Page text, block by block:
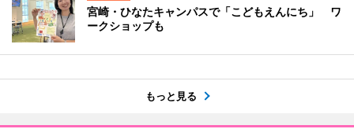
宮崎・ひなたキャンパスで「こどもえんにち」 ワ
ークショップも
もっと見る